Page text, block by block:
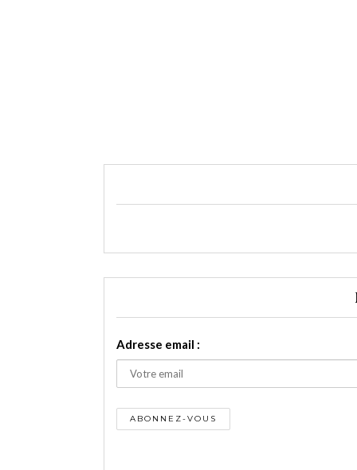
Adresse email :